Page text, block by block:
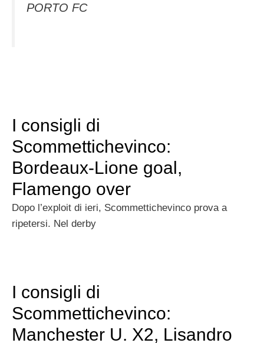
PORTO FC
I consigli di
Scommettichevinco:
Bordeaux-Lione goal,
Flamengo over
Dopo l’exploit di ieri, Scommettichevinco prova a
ripetersi. Nel derby
I consigli di
Scommettichevinco:
Manchester U. X2, Lisandro